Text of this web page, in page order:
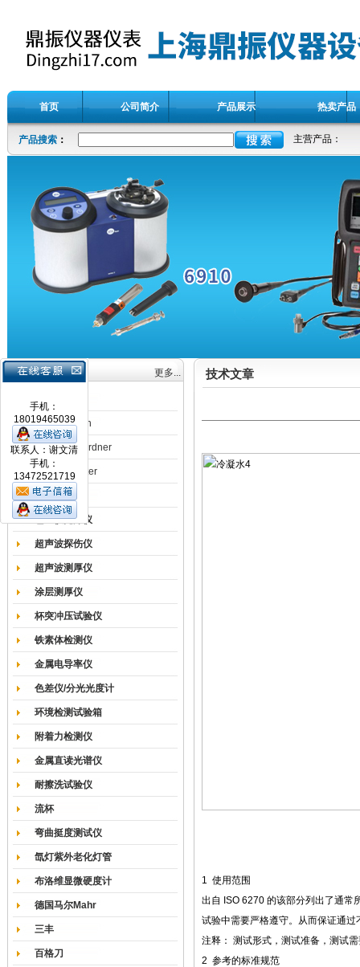
首页 公司简介 产品展示 热卖产品
产品搜索 ： 主营产品：
手机：
18019465039
联系人：谢文清
手机：
13472521719
产品目录 更多...
涂膜机
德国Erichsen
德国BYK-Gardner
英国Elcometer
耐磨试验机
色差仪光泽仪
超声波探伤仪
超声波测厚仪
涂层测厚仪
杯突冲压试验仪
铁素体检测仪
金属电导率仪
色差仪/分光光度计
环境检测试验箱
附着力检测仪
金属直读光谱仪
耐擦洗试验仪
流杯
弯曲挺度测试仪
氙灯紫外老化灯管
布洛维显微硬度计
德国马尔Mahr
三丰
百格刀
技术文章
1 使用范围
出自 ISO 6270 的该部分列出了通常
试验中需要严格遵守。从而保证通
注释： 测试形式，测试准备，测试
2 参考的标准规范